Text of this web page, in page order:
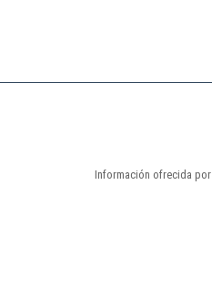
Información ofrecida por